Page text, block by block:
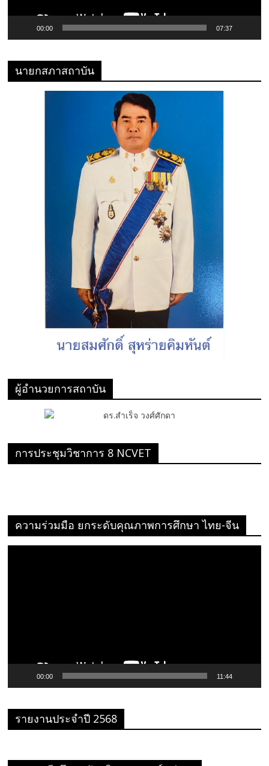
00:00 07:37
นายกสภาสถาบัน
ผู้อำนวยการสถาบัน
การประชุมวิชาการ 8 NCVET
ความร่วมมือ ยกระดับคุณภาพการศึกษา ไทย-จีน
00:00 11:44
รายงานประจำปี 2568